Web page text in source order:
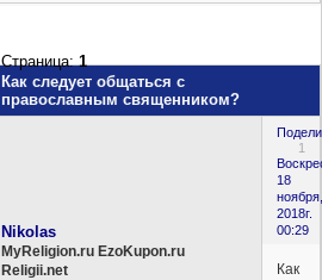
Как следует общаться с
православным священником?
Страница:1
1
18
ноября,
2018г.
00:29
Nikolas
MyReligion.ru EzoKupon.ru
Religii.net
Как